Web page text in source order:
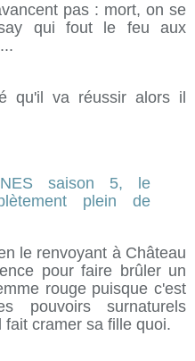
pas : mort, on se
qui fout le feu aux
qu'il va réussir alors il
le renvoyant à Château
pour faire brûler un
rouge puisque c'est
pouvoirs surnaturels
cramer sa fille quoi.